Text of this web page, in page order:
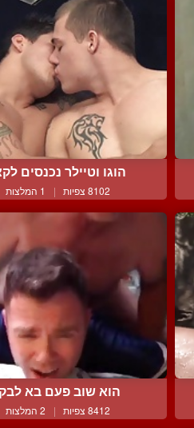
הוגו וטיילר נכנסים
8102 צפיות | 1 המלצות
הוא שוב פעם בא
8412 צפיות | 2 המלצות